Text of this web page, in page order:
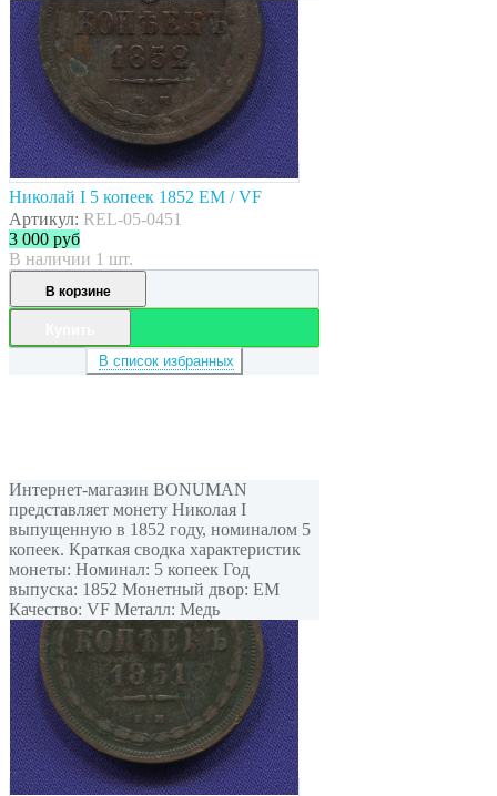
Николай I 5 копеек 1852 ЕМ / VF
Артикул: REL-05-0451
3 000 руб
В наличии 1 шт.
В корзине
В список избранных
Интернет-магазин BONUMAN
представляет монету Николая I
выпущенную в 1852 году, номиналом 5
копеек. Краткая сводка характеристик
монеты: Номинал: 5 копеек Год
выпуска: 1852 Монетный двор: ЕМ
Качество: VF Металл: Медь